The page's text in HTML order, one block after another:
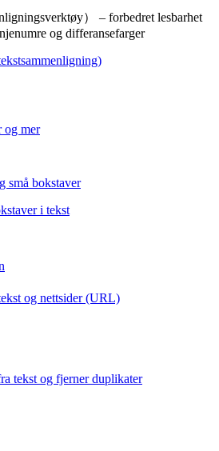
） – forbedret lesbarhet
og differansefarger
og mer
små bokstaver
i tekst
og nettsider (URL)
tekst og fjerner duplikater